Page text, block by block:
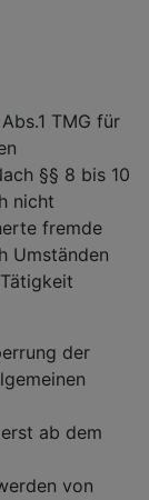
TMG für
§§ 8 bis 10
nicht
fremde
Umständen
der
ab dem
von